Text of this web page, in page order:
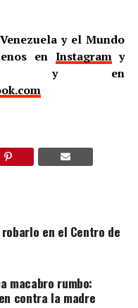
y el Mundo
en Instagramy
en
en el Centro de
macabro rumbo:
contra la madre